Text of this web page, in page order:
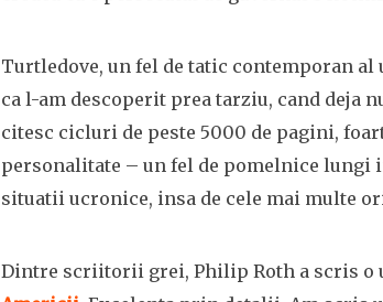
Turtledove, un fel de tatic contemporan
ca l-am descoperit prea tarziu, cand deja
citesc cicluri de peste 5000 de pagini,
personalitate – un fel de pomelnice lungi
situatii ucronice, insa de cele mai multe
Dintre scriitorii grei, Philip Roth a scris o